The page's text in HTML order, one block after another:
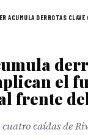
ACUMULA DERROTAS
el
frente
caídas de